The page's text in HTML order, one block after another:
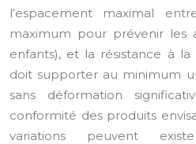
l’espacement maximal
maximum pour prévenir les
enfants), et la résistance à
doit supporter au minimum
sans déformation
conformité des produits
variations peuvent